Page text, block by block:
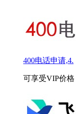
400电话申请,4.
可享受VIP价格